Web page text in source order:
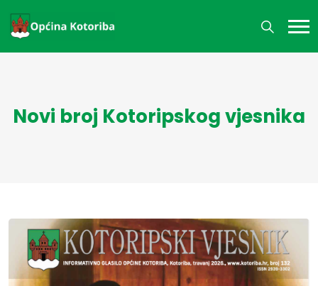
Novi broj Kotoripskog vjesnika